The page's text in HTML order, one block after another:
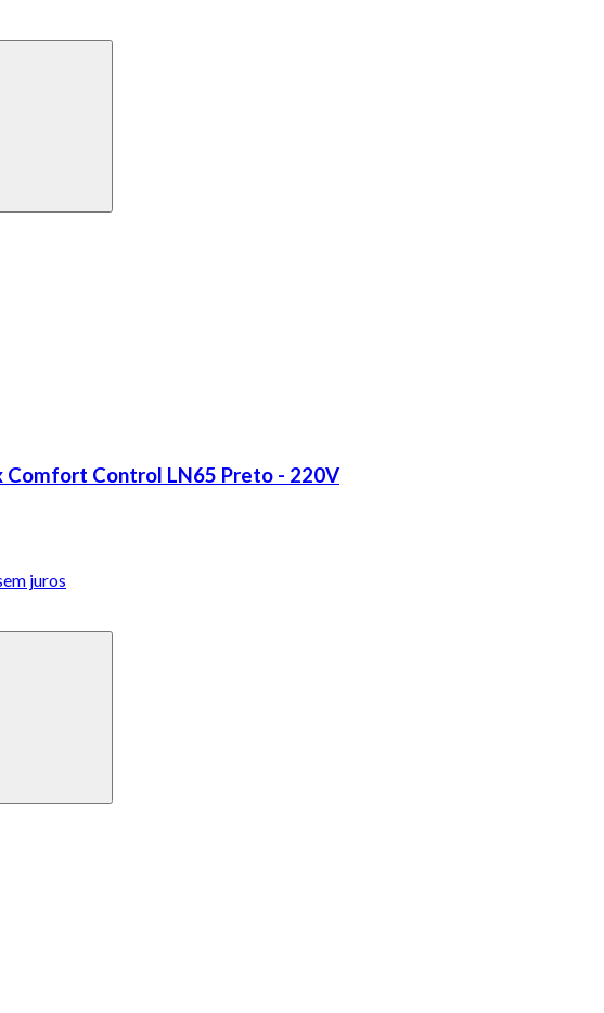
Comfort Control LN65 Preto - 220V
juros